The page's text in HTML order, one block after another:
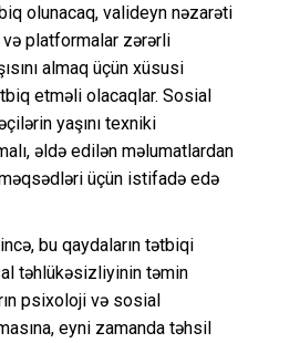
olunacaq, valideyn nəzarəti
platformalar zərərli
almaq üçün xüsusi
etməli olacaqlar. Sosial
yaşını texniki
əldə edilən məlumatlardan
üçün istifadə edə
bu qaydaların tətbiqi
təhlükəsizliyinin təmin
psixoloji və sosial
eyni zamanda təhsil